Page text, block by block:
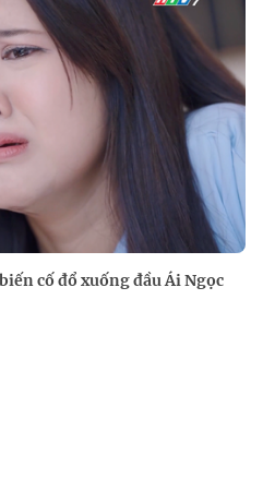
cố đổ xuống đầu Ái Ngọc